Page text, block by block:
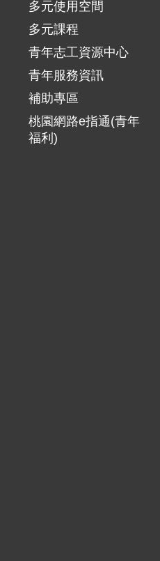
多元使用空間
多元課程
青年志工資源中心
青年服務資訊
補助專區
桃園網路e指通(青年
福利)